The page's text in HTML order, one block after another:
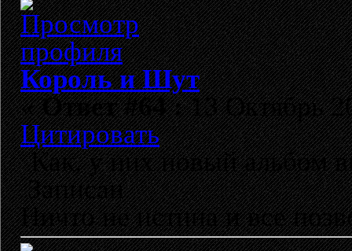
Король и Шут
«Ответ #64 :13 Октябрь
Цитировать
Как, у них новый
Записан
Ничто не истина и все